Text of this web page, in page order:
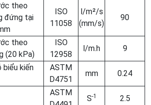
theo
đứng tại
ISO
11058
l/m²/s
(mm/s)
90
theo
(20 kPa)
ISO
12958
l/m.h 9
biểu kiến
ASTM
D4751
mm 0.24
ASTM
S-1 2.5